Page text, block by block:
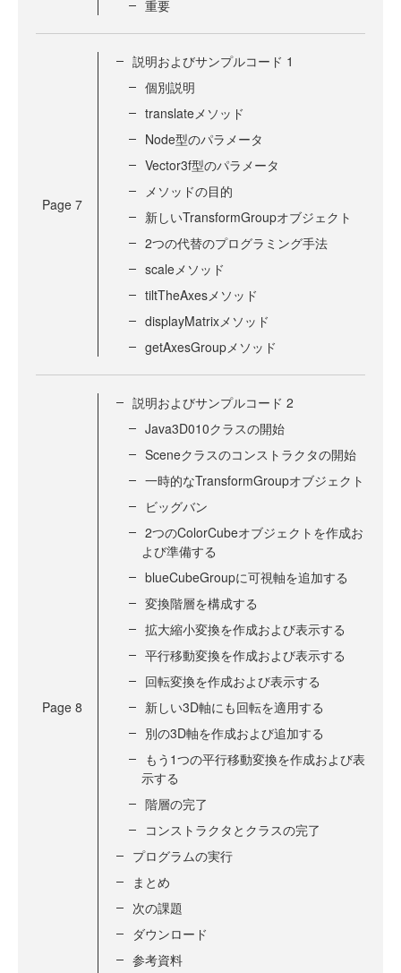
重要
Page 7
説明およびサンプルコード 1
個別説明
translateメソッド
Node型のパラメータ
Vector3f型のパラメータ
メソッドの目的
新しいTransformGroupオブジェクト
2つの代替のプログラミング手法
scaleメソッド
tiltTheAxesメソッド
displayMatrixメソッド
getAxesGroupメソッド
Page 8
説明およびサンプルコード 2
Java3D010クラスの開始
Sceneクラスのコンストラクタの開始
一時的なTransformGroupオブジェクト
ビッグバン
2つのColorCubeオブジェクトを作成お
よび準備する
blueCubeGroupに可視軸を追加する
変換階層を構成する
拡大縮小変換を作成および表示する
平行移動変換を作成および表示する
回転変換を作成および表示する
新しい3D軸にも回転を適用する
別の3D軸を作成および追加する
もう1つの平行移動変換を作成および表
示する
階層の完了
コンストラクタとクラスの完了
プログラムの実行
まとめ
次の課題
ダウンロード
参考資料